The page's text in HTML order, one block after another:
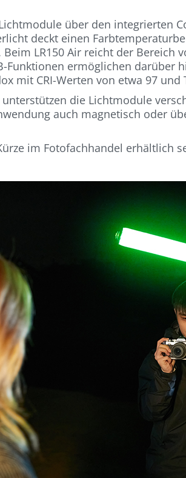
über den integrierten
deckt einen
LR150 Air reicht der Bereich
Funktionen ermöglichen darüber
mit CRI-Werten von etwa 97 und
die Lichtmodule
auch magnetisch oder
im Fotofachhandel erhältlich